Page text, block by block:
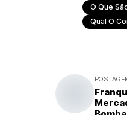
O Que
Qual O